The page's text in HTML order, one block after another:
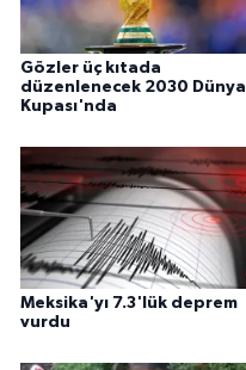
Gözler üç kıtada
düzenlenecek 2030 Dünya
Kupası'nda
Meksika'yı 7.3'lük deprem
vurdu